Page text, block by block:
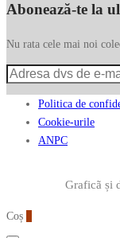
Abonează-te la
Nu rata cele mai noi
Politica de
Cookie-urile
ANPC
Graficã și
Coș